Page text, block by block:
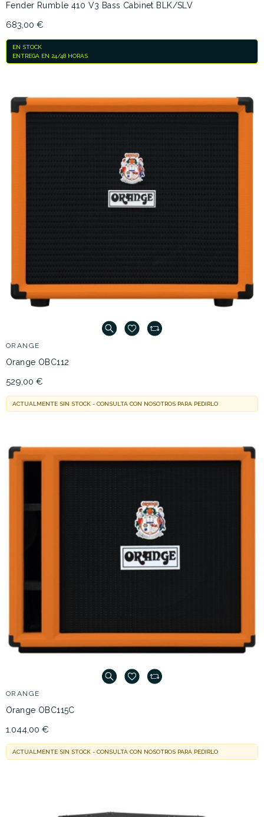
Fender Rumble 410 V3 Bass Cabinet BLK/SLV
683,00 €
EN STOCK
ENTREGA EN 24/48 HORAS
ORANGE
Orange OBC112
529,00 €
ACTUALMENTE SIN STOCK - CONSULTA CON NOSOTROS PARA PEDIRLO
ORANGE
Orange OBC115C
1.044,00 €
ACTUALMENTE SIN STOCK - CONSULTA CON NOSOTROS PARA PEDIRLO